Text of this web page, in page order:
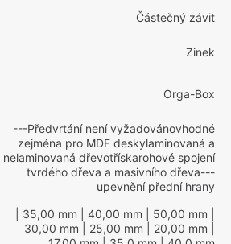
Částečný závit
Zinek
Orga-Box
---Předvrtání není vyžadovánovhodné
zejména pro MDF deskylaminovaná a
nelaminovaná dřevotřískarohové spojení
tvrdého dřeva a masivního dřeva---
upevnění přední hrany
| 35,00 mm | 40,00 mm | 50,00 mm
30,00 mm | 25,00 mm | 20,00 mm